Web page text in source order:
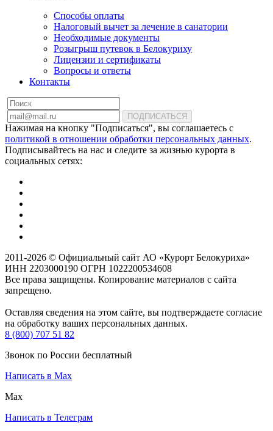
Способы оплаты
Налоговый вычет за лечение в санатории
Необходимые документы
Розыгрыш путевок в Белокуриху
Лицензии и сертификаты
Вопросы и ответы
Контакты
ПОДПИСАТЬСЯ
Нажимая на кнопку "Подписаться", вы соглашаетесь с
политикой в отношении обработки персональных данных.
Подписывайтесь на нас и следите за жизнью курорта в
социальных сетях:
2011-2026 © Официальный сайт АО «Курорт Белокуриха»
ИНН 2203000190 ОГРН 1022200534608
Все права защищены. Копирование материалов с сайта
запрещено.
Оставляя сведения на этом сайте, вы подтверждаете согласие
на обработку ваших персональных данных.
8 (800) 707 51 82
Звонок по России бесплатный
Написать в Max
Max
Написать в Телеграм